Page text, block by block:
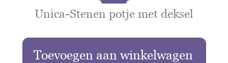
Unica-Stenen potje met deksel
Toevoegen aan winkelwagen